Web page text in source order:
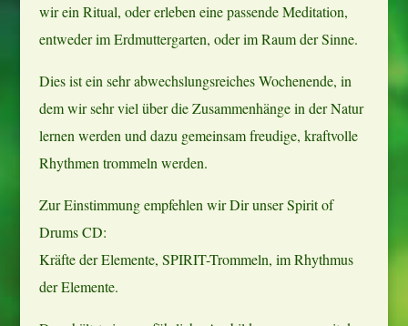
wir ein Ritual, oder erleben eine passende Meditation,
entweder im Erdmuttergarten, oder im Raum der Sinne.
Dies ist ein sehr abwechslungsreiches Wochenende, in
dem wir sehr viel über die Zusammenhänge in der Natur
lernen werden und dazu gemeinsam freudige, kraftvolle
Rhythmen trommeln werden.
Zur Einstimmung empfehlen wir Dir unser Spirit of
Drums CD:
Kräfte der Elemente, SPIRIT-Trommeln, im Rhythmus
der Elemente.